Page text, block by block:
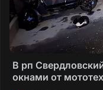
В рп
окнами от